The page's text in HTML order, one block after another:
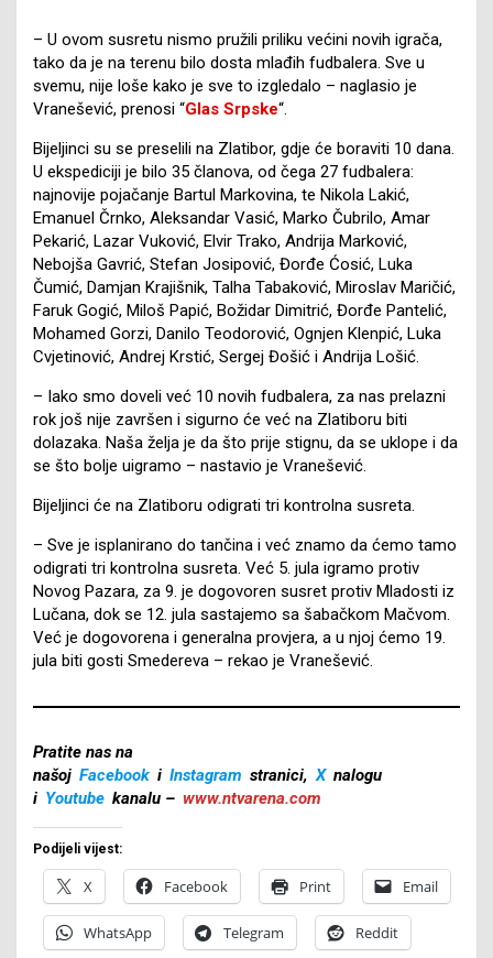
– U ovom susretu nismo pružili priliku većini novih igrača,
tako da je na terenu bilo dosta mlađih fudbalera. Sve u
svemu, nije loše kako je sve to izgledalo – naglasio je
Vranešević, prenosi “Glas Srpske“.
Bijeljinci su se preselili na Zlatibor, gdje će boraviti 10 dana.
U ekspediciji je bilo 35 članova, od čega 27 fudbalera:
najnovije pojačanje Bartul Markovina, te Nikola Lakić,
Emanuel Črnko, Aleksandar Vasić, Marko Čubrilo, Amar
Pekarić, Lazar Vuković, Elvir Trako, Andrija Marković,
Nebojša Gavrić, Stefan Josipović, Đorđe Ćosić, Luka
Čumić, Damjan Krajišnik, Talha Tabaković, Miroslav Maričić,
Faruk Gogić, Miloš Papić, Božidar Dimitrić, Đorđe Pantelić,
Mohamed Gorzi, Danilo Teodorović, Ognjen Klenpić, Luka
Cvjetinović, Andrej Krstić, Sergej Đošić i Andrija Lošić.
– Iako smo doveli već 10 novih fudbalera, za nas prelazni
rok još nije završen i sigurno će već na Zlatiboru biti
dolazaka. Naša želja je da što prije stignu, da se uklope i da
se što bolje uigramo – nastavio je Vranešević.
Bijeljinci će na Zlatiboru odigrati tri kontrolna susreta.
– Sve je isplanirano do tančina i već znamo da ćemo tamo
odigrati tri kontrolna susreta. Već 5. jula igramo protiv
Novog Pazara, za 9. je dogovoren susret protiv Mladosti iz
Lučana, dok se 12. jula sastajemo sa šabačkom Mačvom.
Već je dogovorena i generalna provjera, a u njoj ćemo 19.
jula biti gosti Smedereva – rekao je Vranešević.
Pratite nas na
našoj Facebook i Instagram stranici, X nalogu
i Youtube kanalu – www.ntvarena.com
Podijeli vijest:
X Facebook Print Email
WhatsApp Telegram Reddit